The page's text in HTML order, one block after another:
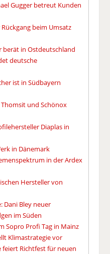
Gugger betreut Kunden
beim Umsatz
berät in Ostdeutschland
deutsche
ist in Südbayern
Thomsit und Schönox
Diaplas in
in Dänemark
in der Ardex
Hersteller von
Dani Bley neuer
im Süden
Sopro Profi Tag in Mainz
Klimastrategie vor
feiert Richtfest für neuen